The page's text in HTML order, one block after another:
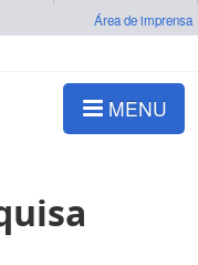
Área de imprensa
MENU